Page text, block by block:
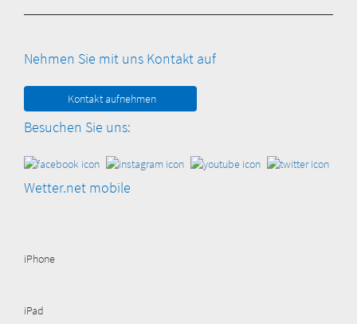
Nehmen Sie mit uns Kontakt auf
Kontakt aufnehmen
Besuchen Sie uns:
Wetter.net mobile
iPhone
iPad